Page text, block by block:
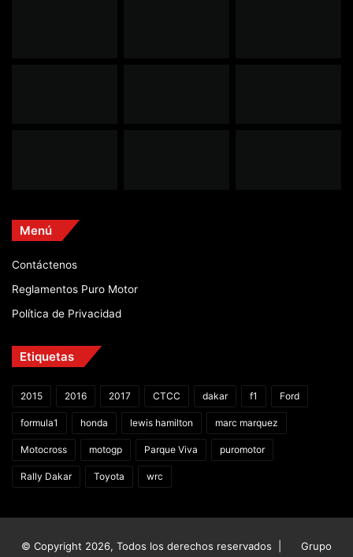
Menú
Contáctenos
Reglamentos Puro Motor
Política de Privacidad
Etiquetas
2015 2016 2017 CTCC dakar f1 Ford
formula1 honda lewis hamilton marc marquez
Motocross motogp Parque Viva puromotor
Rally Dakar Toyota wrc
© Copyright 2026, Todos los derechos reservados | Grupo